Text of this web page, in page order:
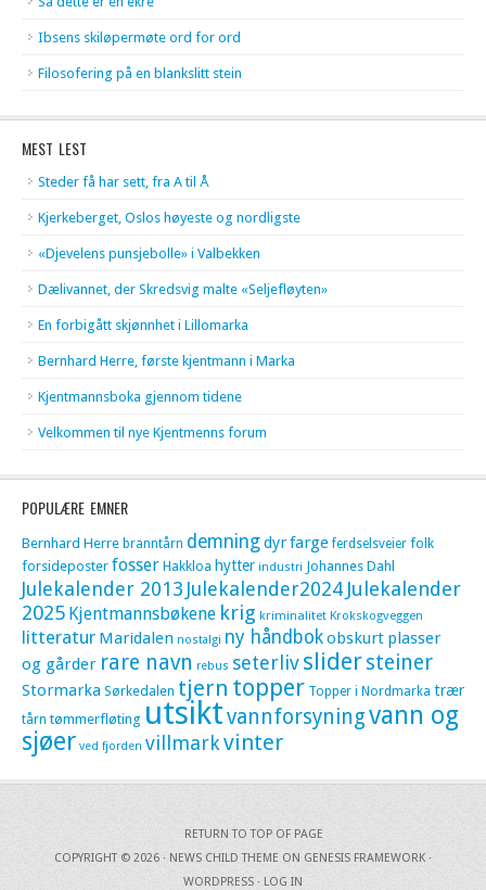
Ibsens skiløpermøte ord for ord
Filosofering på en blankslitt stein
MEST LEST
Steder få har sett, fra A til Å
Kjerkeberget, Oslos høyeste og nordligste
«Djevelens punsjebolle» i Valbekken
Dælivannet, der Skredsvig malte «Seljefløyten»
En forbigått skjønnhet i Lillomarka
Bernhard Herre, første kjentmann i Marka
Kjentmannsboka gjennom tidene
Velkommen til nye Kjentmenns forum
POPULÆRE EMNER
Bernhard Herre branntårn demningdyrfarge ferdselsveier folk
forsideposter fosser Hakkloa hytter industri Johannes Dahl
Julekalender 2013 Julekalender2024 Julekalender
2025 Kjentmannsbøkene krig kriminalitet Krokskogveggen
litteratur Maridalen nostalgi ny håndbokobskurt plasser
og gårder rare navn rebus seterlivslidersteiner
Stormarka Sørkedalen tjern topper Topper i Nordmarka trær
tårn tømmerfløting utsiktvannforsyningvann og
sjøer ved fjorden villmarkvinter
RETURN TO TOP OF PAGE
COPYRIGHT © 2026 · NEWS CHILD THEME ON GENESIS FRAMEWORK ·
WORDPRESS · LOG IN